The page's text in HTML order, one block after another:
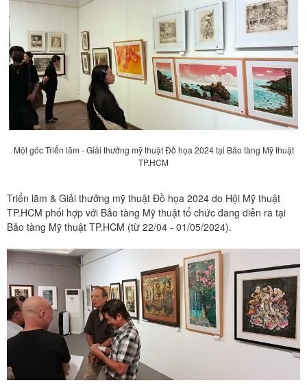
Một góc Triển lãm - Giải thưởng mỹ thuật Đồ họa 2024 tại Bảo tàng Mỹ thuật
TP.HCM
Triển lãm & Giải thưởng mỹ thuật Đồ họa 2024 do Hội Mỹ thuật
TP.HCM phối hợp với Bảo tàng Mỹ thuật tổ chức đang diễn ra tại
Bảo tàng Mỹ thuật TP.HCM (từ 22/04 - 01/05/2024).